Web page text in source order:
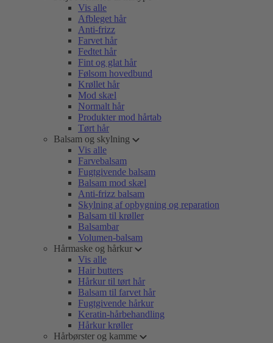
Vis alle
Afbleget hår
Anti-frizz
Farvet hår
Fedtet hår
Fint og glat hår
Følsom hovedbund
Krøllet hår
Mod skæl
Normalt hår
Produkter mod hårtab
Tørt hår
Balsam og skylning
Vis alle
Farvebalsam
Fugtgivende balsam
Balsam mod skæl
Anti-frizz balsam
Skylning af opbygning og reparation
Balsam til krøller
Balsambar
Volumen-balsam
Hårmaske og hårkur
Vis alle
Hair butters
Hårkur til tørt hår
Balsam til farvet hår
Fugtgivende hårkur
Keratin-hårbehandling
Hårkur krøller
Hårbørster og kamme